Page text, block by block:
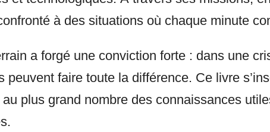
à des situations où chaque minute
a forgé une conviction forte : dans une
peuvent faire toute la différence. Ce livre
plus grand nombre des connaissances